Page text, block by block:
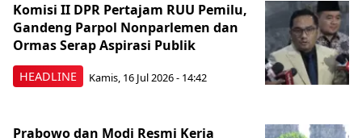
HEADLINE
Komisi II DPR Pertajam RUU Pemilu,
Gandeng Parpol Nonparlemen dan
Ormas Serap Aspirasi Publik
Kamis, 16 Jul 2026 - 14:42
Prabowo dan Modi Resmi Kerja